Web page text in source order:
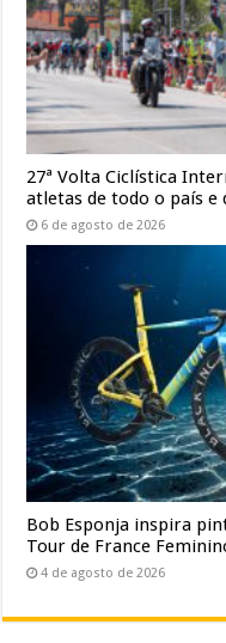
27ª Volta Ciclística
atletas de todo o país
6 de agosto de 2026
Bob Esponja inspira
Tour de France
4 de agosto de 2026